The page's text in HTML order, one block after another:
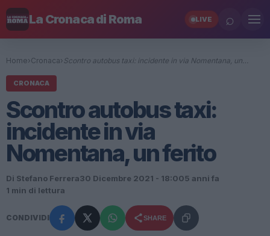
La Cronaca di Roma LIVE ⌕
Home› Cronaca› Scontro autobus taxi: incidente in via Nomentana, un…
CRONACA
Scontro autobus taxi:
incidente in via
Nomentana, un ferito
Di Stefano Ferrera30 Dicembre 2021 - 18:005 anni fa
1 min di lettura
CONDIVIDI SHARE